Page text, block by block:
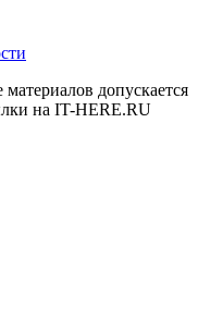
допускается
на IT-HERE.RU